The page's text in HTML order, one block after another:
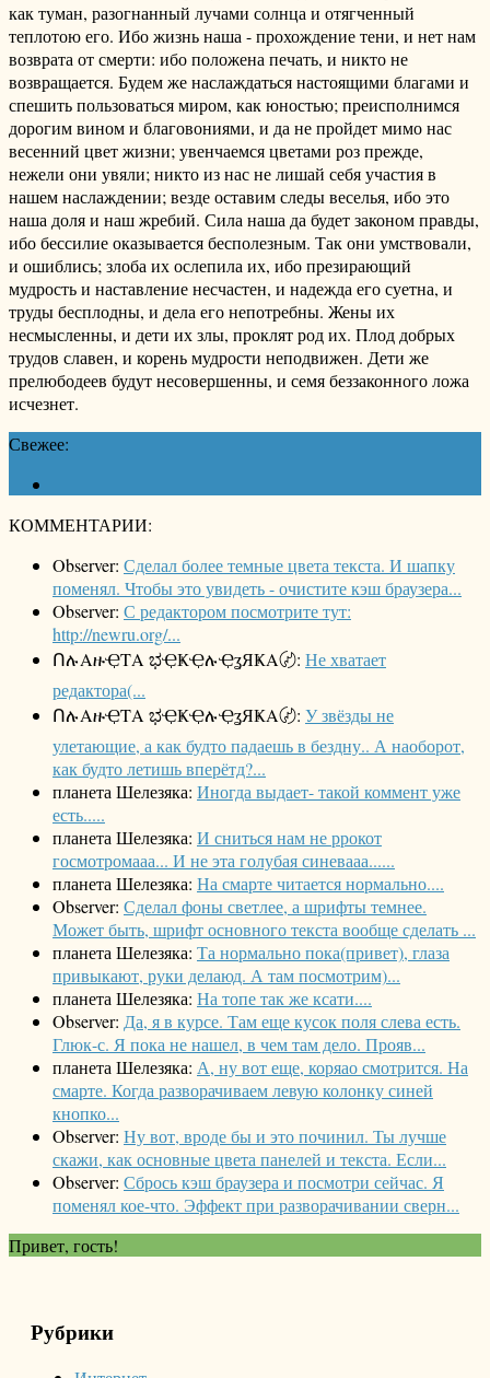
как туман, разогнанный лучами солнца и отягченный
теплотою его. Ибо жизнь наша - прохождение тени, и нет нам
возврата от смерти: ибо положена печать, и никто не
возвращается. Будем же наслаждаться настоящими благами и
спешить пользоваться миром, как юностью; преисполнимся
дорогим вином и благовониями, и да не пройдет мимо нас
весенний цвет жизни; увенчаемся цветами роз прежде,
нежели они увяли; никто из нас не лишай себя участия в
нашем наслаждении; везде оставим следы веселья, ибо это
наша доля и наш жребий. Сила наша да будет законом правды,
ибо бессилие оказывается бесполезным. Так они умствовали,
и ошиблись; злоба их ослепила их, ибо презирающий
мудрость и наставление несчастен, и надежда его суетна, и
труды бесплодны, и дела его непотребны. Жены их
несмысленны, и дети их злы, проклят род их. Плод добрых
трудов славен, и корень мудрости неподвижен. Дети же
прелюбодеев будут несовершенны, и семя беззаконного ложа
исчезнет.
Свежее:
КОММЕНТАРИИ:
Observer: Сделал более темные цвета текста. И шапку
поменял. Чтобы это увидеть - очистите кэш браузера...
Observer: С редактором посмотрите тут:
http://newru.org/...
ՈሉΑዙҾΤΑ ಭҾҜҾሉҾʓЯҜΑ〄: Не хватает
редактора(...
ՈሉΑዙҾΤΑ ಭҾҜҾሉҾʓЯҜΑ〄: У звёзды не
улетающие, а как будто падаешь в бездну.. А наоборот,
как будто летишь вперётд?...
планета Шелезяка: Иногда выдает- такой коммент уже
есть.....
планета Шелезяка: И сниться нам не ррокот
госмотромааа... И не эта голубая синевааа......
планета Шелезяка: На смарте читается нормально....
Observer: Сделал фоны светлее, а шрифты темнее.
Может быть, шрифт основного текста вообще сделать ...
планета Шелезяка: Та нормально пока(привет), глаза
привыкают, руки делаюд. А там посмотрим)...
планета Шелезяка: На топе так же ксати....
Observer: Да, я в курсе. Там еще кусок поля слева есть.
Глюк-с. Я пока не нашел, в чем там дело. Прояв...
планета Шелезяка: А, ну вот еще, коряао смотрится. На
смарте. Когда разворачиваем левую колонку синей
кнопко...
Observer: Ну вот, вроде бы и это починил. Ты лучше
скажи, как основные цвета панелей и текста. Если...
Observer: Сбрось кэш браузера и посмотри сейчас. Я
поменял кое-что. Эффект при разворачивании сверн...
Привет, гость!
Рубрики